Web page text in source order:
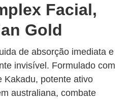
Facial,
Gold
de absorção imediata e
invisível. Formulado com
Kakadu, potente ativo
australiana, combate